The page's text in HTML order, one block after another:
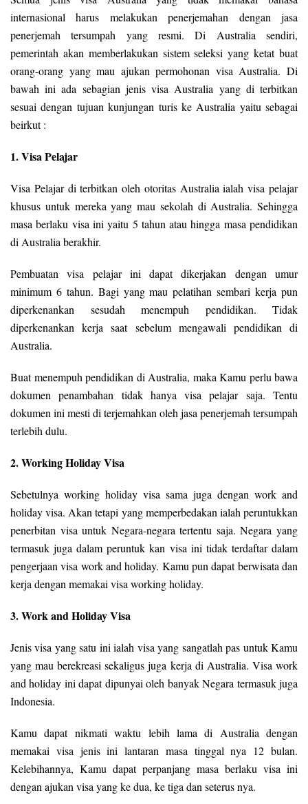
internasional harus melakukan penerjemahan dengan jasa
penerjemah tersumpah yang resmi. Di Australia sendiri,
pemerintah akan memberlakukan sistem seleksi yang ketat buat
orang-orang yang mau ajukan permohonan visa Australia. Di
bawah ini ada sebagian jenis visa Australia yang di terbitkan
sesuai dengan tujuan kunjungan turis ke Australia yaitu sebagai
beirkut :
1. Visa Pelajar
Visa Pelajar di terbitkan oleh otoritas Australia ialah visa pelajar
khusus untuk mereka yang mau sekolah di Australia. Sehingga
masa berlaku visa ini yaitu 5 tahun atau hingga masa pendidikan
di Australia berakhir.
Pembuatan visa pelajar ini dapat dikerjakan dengan umur
minimum 6 tahun. Bagi yang mau pelatihan sembari kerja pun
diperkenankan sesudah menempuh pendidikan. Tidak
diperkenankan kerja saat sebelum mengawali pendidikan di
Australia.
Buat menempuh pendidikan di Australia, maka Kamu perlu bawa
dokumen penambahan tidak hanya visa pelajar saja. Tentu
dokumen ini mesti di terjemahkan oleh jasa penerjemah tersumpah
terlebih dulu.
2. Working Holiday Visa
Sebetulnya working holiday visa sama juga dengan work and
holiday visa. Akan tetapi yang memperbedakan ialah peruntukkan
penerbitan visa untuk Negara-negara tertentu saja. Negara yang
termasuk juga dalam peruntuk kan visa ini tidak terdaftar dalam
pengerjaan visa work and holiday. Kamu pun dapat berwisata dan
kerja dengan memakai visa working holiday.
3. Work and Holiday Visa
Jenis visa yang satu ini ialah visa yang sangatlah pas untuk Kamu
yang mau berekreasi sekaligus juga kerja di Australia. Visa work
and holiday ini dapat dipunyai oleh banyak Negara termasuk juga
Indonesia.
Kamu dapat nikmati waktu lebih lama di Australia dengan
memakai visa jenis ini lantaran masa tinggal nya 12 bulan.
Kelebihannya, Kamu dapat perpanjang masa berlaku visa ini
dengan ajukan visa yang ke dua, ke tiga dan seterus nya.